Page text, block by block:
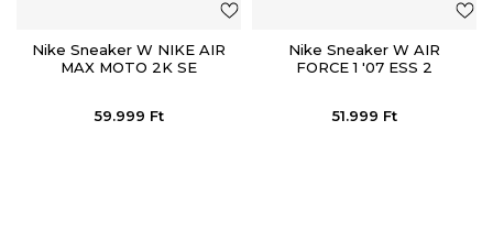
Nike Sneaker W NIKE AIR
MAX MOTO 2K SE
59.999 Ft
Nike Sneaker W AIR
FORCE 1 '07 ESS 2
51.999 Ft